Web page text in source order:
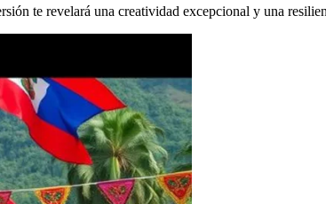
te revelará una creatividad excepcional y una